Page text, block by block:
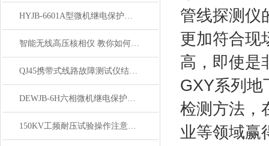
HYJB-6601A型微机继电保护测试仪技术参数
智能无线高压核相仪 教你如何使用
QJ45携带式线路故障测试仪结构技术参数
DEWJB-6H六相微机继电保护测试仪 讲解 技术参数
150KV工频耐压试验操作注意事项
管线探测仪
更加符合现
高，即使是
GXY系列地
检测方法，
业等领域赢